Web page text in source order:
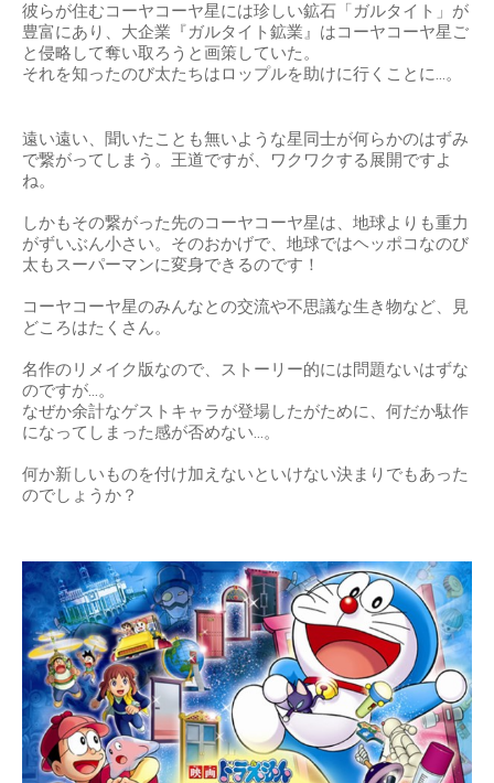
彼らが住むコーヤコーヤ星には珍しい鉱石「ガルタイト」が
豊富にあり、大企業『ガルタイト鉱業』はコーヤコーヤ星ご
と侵略して奪い取ろうと画策していた。
それを知ったのび太たちはロップルを助けに行くことに…。
遠い遠い、聞いたことも無いような星同士が何らかのはずみ
で繋がってしまう。王道ですが、ワクワクする展開ですよ
ね。
しかもその繋がった先のコーヤコーヤ星は、地球よりも重力
がずいぶん小さい。そのおかげで、地球ではヘッポコなのび
太もスーパーマンに変身できるのです！
コーヤコーヤ星のみんなとの交流や不思議な生き物など、見
どころはたくさん。
名作のリメイク版なので、ストーリー的には問題ないはずな
のですが…。
なぜか余計なゲストキャラが登場したがために、何だか駄作
になってしまった感が否めない…。
何か新しいものを付け加えないといけない決まりでもあった
のでしょうか？